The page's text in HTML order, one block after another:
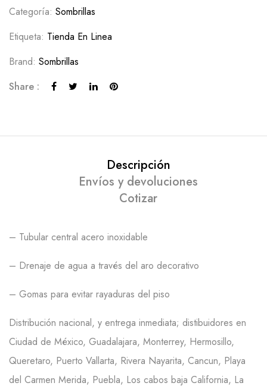
Categoría: Sombrillas
Etiqueta: Tienda En Linea
Brand: Sombrillas
Share :
Descripción
Envíos y devoluciones
Cotizar
– Tubular central acero inoxidable
– Drenaje de agua a través del aro decorativo
– Gomas para evitar rayaduras del piso
Distribución nacional, y entrega inmediata; distibuidores en
Ciudad de México, Guadalajara, Monterrey, Hermosillo,
Queretaro, Puerto Vallarta, Rivera Nayarita, Cancun, Playa
del Carmen Merida, Puebla, Los cabos baja California, La